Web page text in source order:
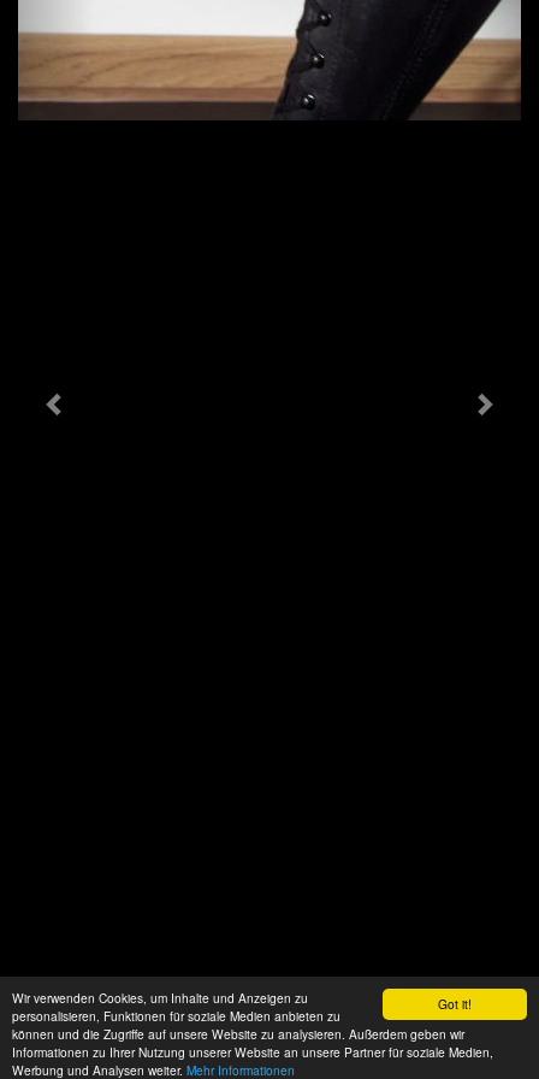
Got it!
Wir verwenden Cookies, um Inhalte und Anzeigen zu
personalisieren, Funktionen für soziale Medien anbieten zu
können und die Zugriffe auf unsere Website zu analysieren. Außerdem geben wir
Informationen zu Ihrer Nutzung unserer Website an unsere Partner für soziale Medien,
Werbung und Analysen weiter. Mehr Informationen